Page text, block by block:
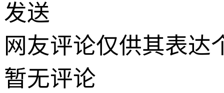
发送
网友评论仅供其表达
暂无评论